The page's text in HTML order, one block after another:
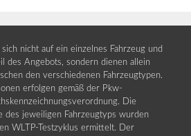
nicht auf ein einzelnes Fahrzeug und
des Angebots, sondern dienen allein
den verschiedenen Fahrzeugtypen.
erfolgen gemäß der Pkw-
Die
des jeweiligen Fahrzeugtyps wurden
WLTP-Testzyklus ermittelt. Der